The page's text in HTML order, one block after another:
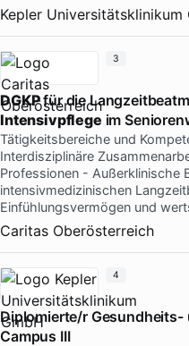
Kepler Universitätsklinikum
DGKPfür die
Intensivpflege im
Tätigkeitsbereiche und
Interdisziplinäre
Professionen - Außerklinische
intensivmedizinischen
Einfühlungsvermögen und
Caritas Oberösterreich
3
Diplomierte/r
Campus III
4